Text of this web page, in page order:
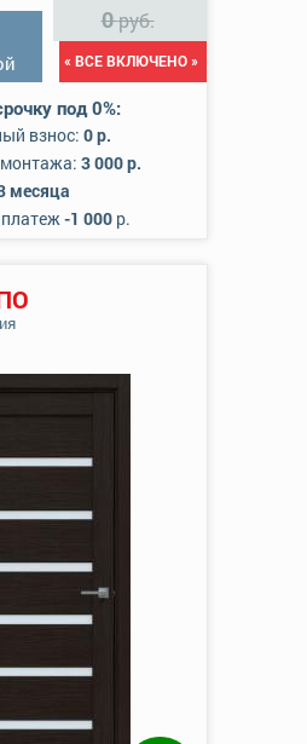
0руб.
« ВСЕ ВКЛЮЧЕНО »
под 0%:
взнос: 0 р.
3 000 р.
месяца
-1 000р.